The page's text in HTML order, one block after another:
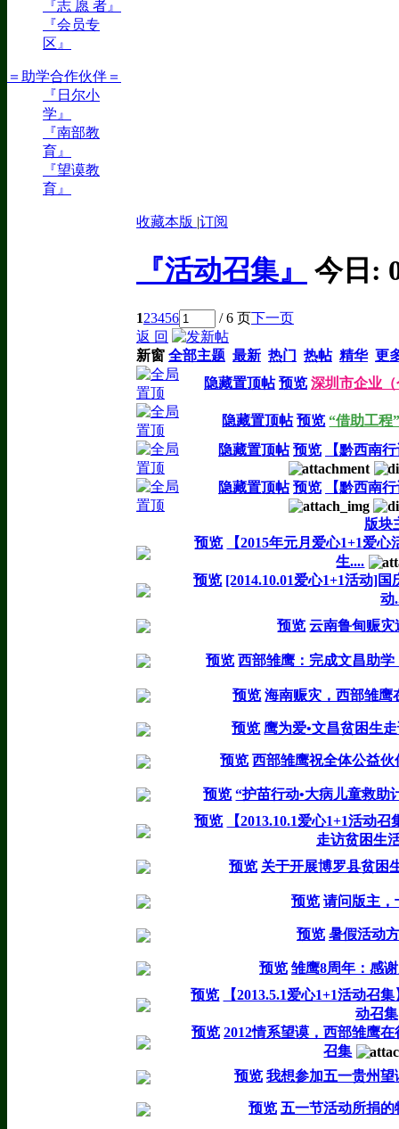
『志 愿 者』
『会员专
区』
＝助学合作伙伴＝
『日尔小
学』
『南部教
育』
『望谟教
育』
收藏本版 |订阅
『活动召集』 今日:
123456 / 6 页下一页
返 回
新窗 全部主题 最新 热门 热帖 精华 更
隐藏置顶帖 预览 深圳市企业
隐藏置顶帖 预览 “借助工程
隐藏置顶帖 预览 【黔西南
隐藏置顶帖 预览 【黔西南
版块
预览
【2015年元月爱心1+1爱
生....
预览 [2014.10.01爱心1+1活动]
动
预览 云南鲁甸赈灾
预览 西部雏鹰：完成文昌助
预览 海南赈灾，西部雏鹰
预览 鹰为爱•文昌贫困生
预览 西部雏鹰祝全体公益
预览 “护苗行动•大病儿童救助
预览
【2013.10.1爱心1+1活动
走访贫困生
预览 关于开展博罗县贫困
预览 请问版主，
预览 暑假活动
预览 雏鹰8周年：感
预览
【2013.5.1爱心1+1活动召
动召集
预览 2012情系望谟，西部雏鹰
召集
预览 我想参加五一贵州
预览 五一节活动所捐